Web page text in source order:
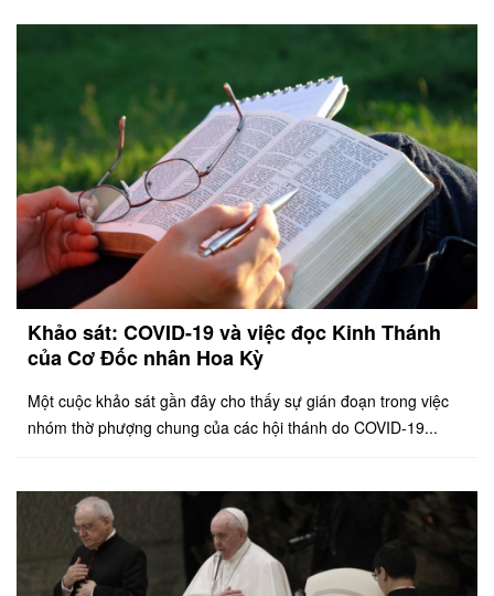
Khảo sát: COVID-19 và việc đọc Kinh Thánh
của Cơ Đốc nhân Hoa Kỳ
Một cuộc khảo sát gần đây cho thấy sự gián đoạn trong việc
nhóm thờ phượng chung của các hội thánh do COVID-19...